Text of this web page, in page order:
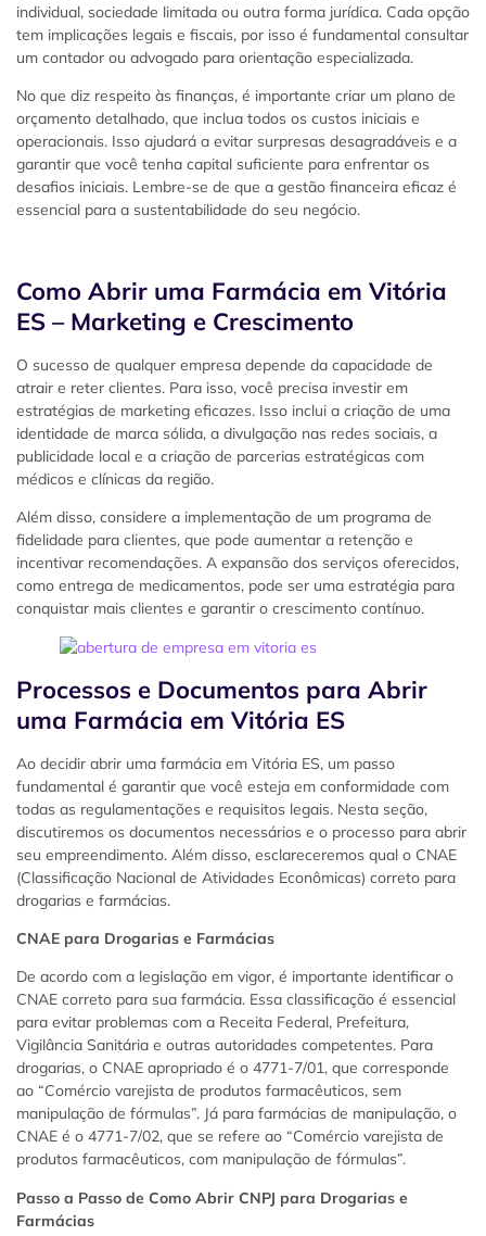
individual, sociedade limitada ou outra forma jurídica. Cada opção
tem implicações legais e fiscais, por isso é fundamental consultar
um contador ou advogado para orientação especializada.
No que diz respeito às finanças, é importante criar um plano de
orçamento detalhado, que inclua todos os custos iniciais e
operacionais. Isso ajudará a evitar surpresas desagradáveis e a
garantir que você tenha capital suficiente para enfrentar os
desafios iniciais. Lembre-se de que a gestão financeira eficaz é
essencial para a sustentabilidade do seu negócio.
Como Abrir uma Farmácia em Vitória
ES – Marketing e Crescimento
O sucesso de qualquer empresa depende da capacidade de
atrair e reter clientes. Para isso, você precisa investir em
estratégias de marketing eficazes. Isso inclui a criação de uma
identidade de marca sólida, a divulgação nas redes sociais, a
publicidade local e a criação de parcerias estratégicas com
médicos e clínicas da região.
Além disso, considere a implementação de um programa de
fidelidade para clientes, que pode aumentar a retenção e
incentivar recomendações. A expansão dos serviços oferecidos,
como entrega de medicamentos, pode ser uma estratégia para
conquistar mais clientes e garantir o crescimento contínuo.
Processos e Documentos para Abrir
uma Farmácia em Vitória ES
Ao decidir abrir uma farmácia em Vitória ES, um passo
fundamental é garantir que você esteja em conformidade com
todas as regulamentações e requisitos legais. Nesta seção,
discutiremos os documentos necessários e o processo para abrir
seu empreendimento. Além disso, esclareceremos qual o CNAE
(Classificação Nacional de Atividades Econômicas) correto para
drogarias e farmácias.
CNAE para Drogarias e Farmácias
De acordo com a legislação em vigor, é importante identificar o
CNAE correto para sua farmácia. Essa classificação é essencial
para evitar problemas com a Receita Federal, Prefeitura,
Vigilância Sanitária e outras autoridades competentes. Para
drogarias, o CNAE apropriado é o 4771-7/01, que corresponde
ao “Comércio varejista de produtos farmacêuticos, sem
manipulação de fórmulas”. Já para farmácias de manipulação, o
CNAE é o 4771-7/02, que se refere ao “Comércio varejista de
produtos farmacêuticos, com manipulação de fórmulas”.
Passo a Passo de Como Abrir CNPJ para Drogarias e
Farmácias